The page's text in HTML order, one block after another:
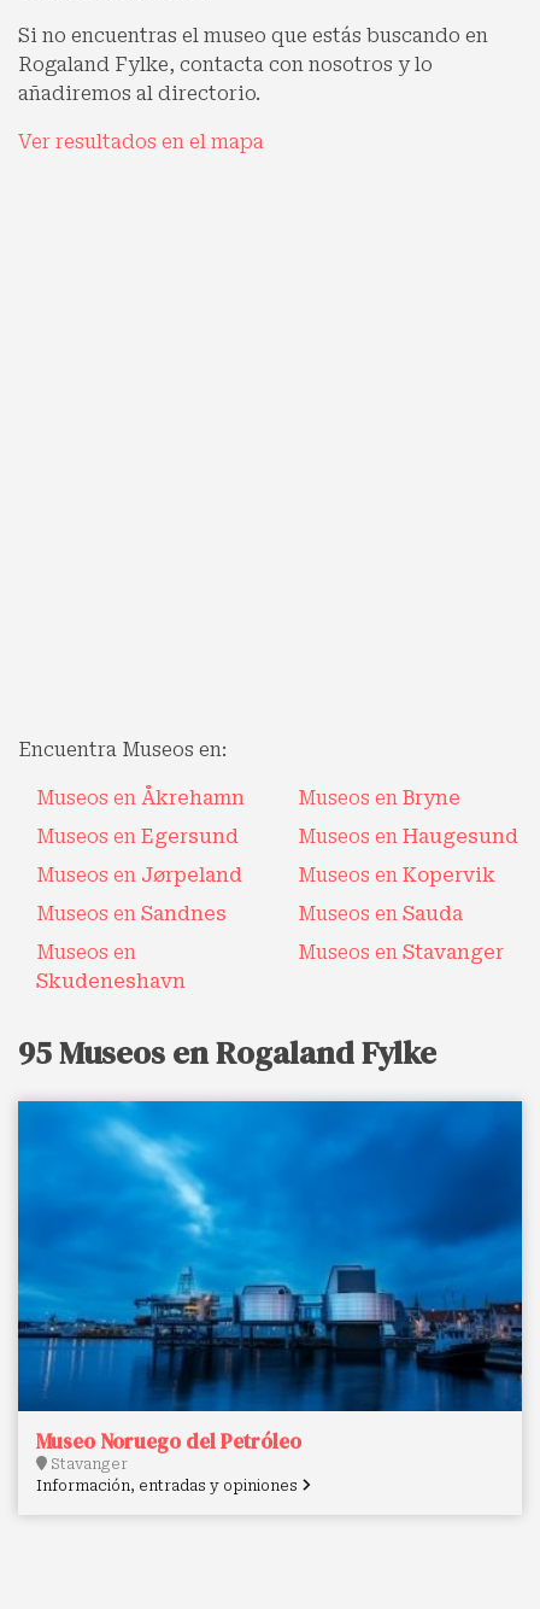
Si no encuentras el museo que estás buscando en
Rogaland Fylke, contacta con nosotros y lo
añadiremos al directorio.
Ver resultados en el mapa
Encuentra Museos en:
Museos en Åkrehamn Museos en Bryne
Museos en Egersund Museos en Haugesund
Museos en Jørpeland Museos en Kopervik
Museos en Sandnes Museos en Sauda
Museos en
Skudeneshavn
Museos en Stavanger
95 Museos en Rogaland Fylke
Museo Noruego del Petróleo
Stavanger
Información, entradas y opiniones